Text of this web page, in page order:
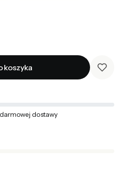
koszyka
dostawy